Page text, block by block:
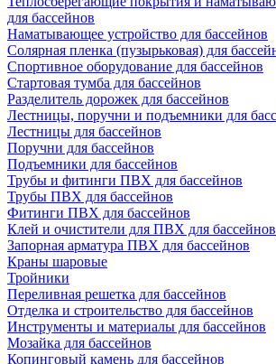
для бассейнов
Наматывающее устройство для бассейнов
Солярная пленка (пузырьковая) для
Спортивное оборудование для бассейнов
Стартовая тумба для бассейнов
Разделитель дорожек для бассейнов
Лестницы, поручни и подъемники для
Лестницы для бассейнов
Поручни для бассейнов
Подъемники для бассейнов
Трубы и фитинги ПВХ для бассейнов
Трубы ПВХ для бассейнов
Фитинги ПВХ для бассейнов
Клей и очистители для ПВХ для бассейнов
Запорная арматура ПВХ для бассейнов
Краны шаровые
Тройники
Переливная решетка для бассейнов
Отделка и строительство для бассейнов
Инструменты и материалы для бассейнов
Мозайка для бассейнов
Копинговый камень для бассейнов